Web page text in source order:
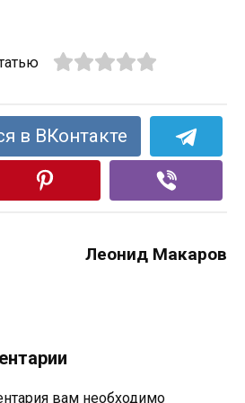
в ВКонтакте
Леонид Макаров
вам необходимо